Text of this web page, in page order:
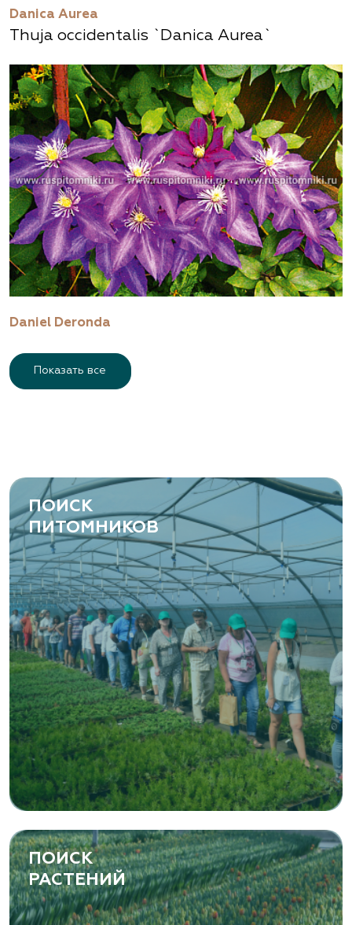
Danica Aurea
Thuja occidentalis `Danica Aurea`
Daniel Deronda
Показать все
ПОИСК
ПИТОМНИКОВ
ПОИСК
РАСТЕНИЙ